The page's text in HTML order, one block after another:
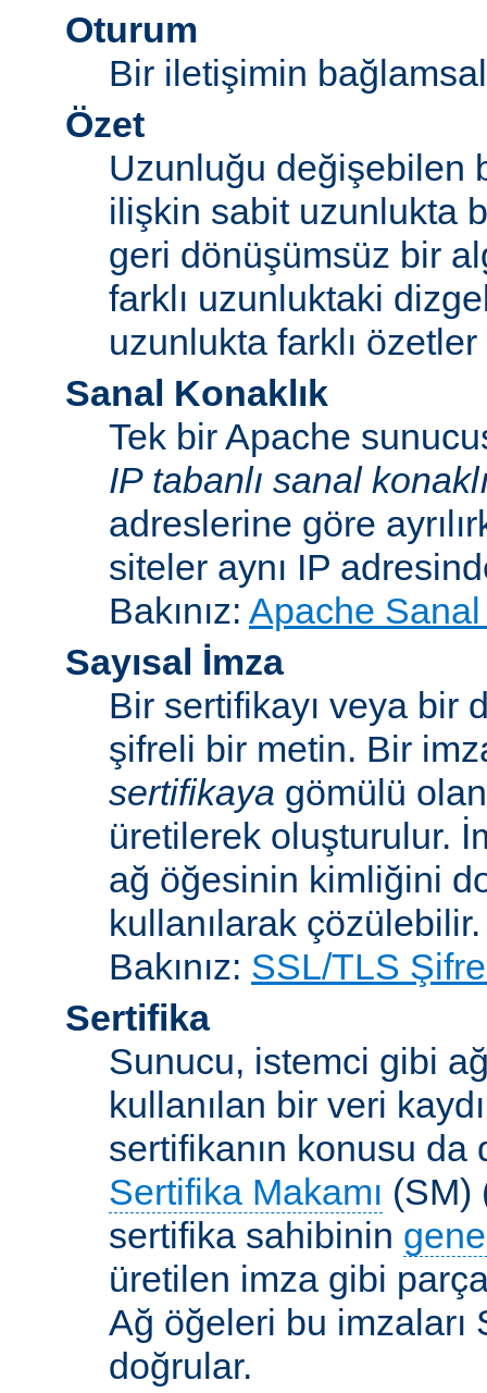
Oturum
Bir iletişimin
Özet
Uzunluğu değişebilen
ilişkin sabit uzunlukta
geri dönüşümsüz bir
farklı uzunluktaki
uzunlukta farklı
Sanal Konaklık
Tek bir Apache
IP tabanlı sanal
adreslerine göre
siteler aynı IP
Bakınız: Apache
Sayısal İmza
Bir sertifikayı veya bir
şifreli bir metin. Bir
sertifikaya gömülü
üretilerek oluşturulur.
ağ öğesinin kimliğini
kullanılarak çözülebilir.
Bakınız: SSL/TLS
Sertifika
Sunucu, istemci gibi
kullanılan bir veri
sertifikanın konusu da
Sertifika Makamı (SM)
sertifika sahibinin
üretilen imza gibi
Ağ öğeleri bu imzaları
doğrular.